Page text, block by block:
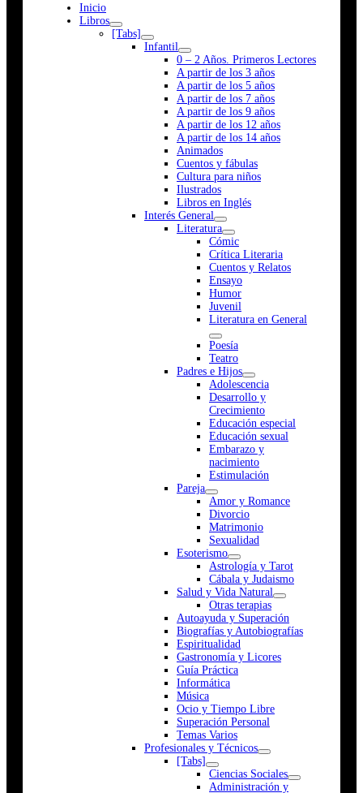
Inicio
Libros
[Tabs]
Infantil
0 – 2 Años. Primeros Lectores
A partir de los 3 años
A partir de los 5 años
A partir de los 7 años
A partir de los 9 años
A partir de los 12 años
A partir de los 14 años
Animados
Cuentos y fábulas
Cultura para niños
Ilustrados
Libros en Inglés
Interés General
Literatura
Cómic
Crítica Literaria
Cuentos y Relatos
Ensayo
Humor
Juvenil
Literatura en General
Poesía
Teatro
Padres e Hijos
Adolescencia
Desarrollo y
Crecimiento
Educación especial
Educación sexual
Embarazo y
nacimiento
Estimulación
Pareja
Amor y Romance
Divorcio
Matrimonio
Sexualidad
Esoterismo
Astrología y Tarot
Cábala y Judaismo
Salud y Vida Natural
Otras terapias
Autoayuda y Superación
Biografías y Autobiografías
Espiritualidad
Gastronomía y Licores
Guía Práctica
Informática
Música
Ocio y Tiempo Libre
Superación Personal
Temas Varios
Profesionales y Técnicos
[Tabs]
Ciencias Sociales
Administración y